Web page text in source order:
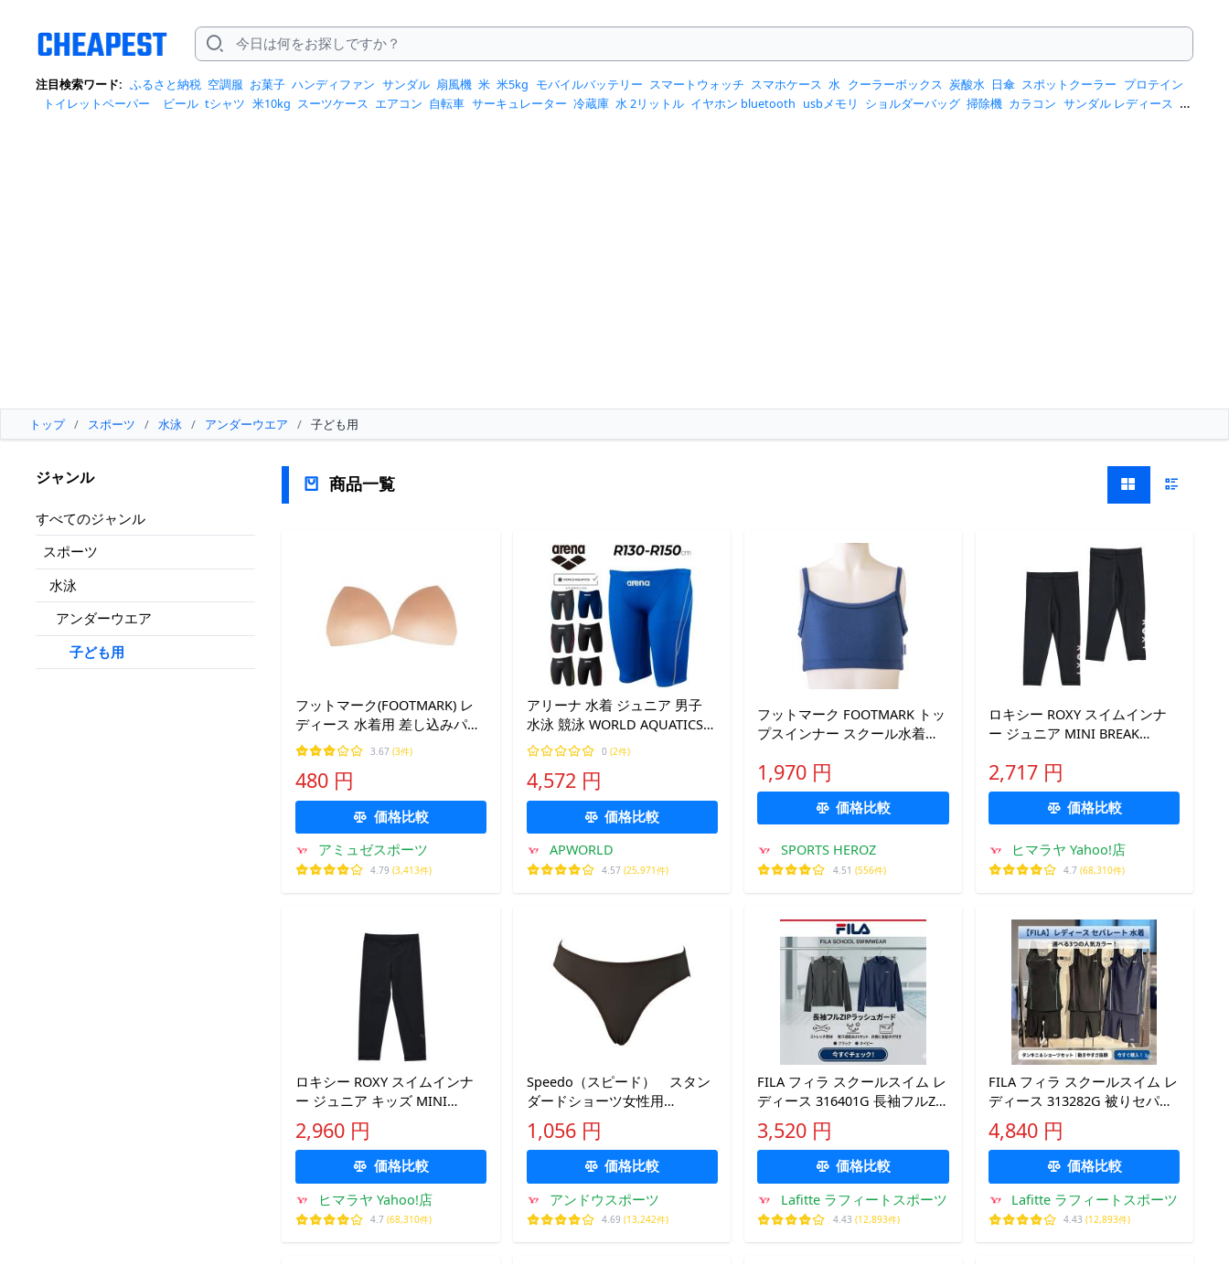
注目検索ワード: ふるさと納税 空調服 お菓子 ハンディファン サンダル 扇風機 米 米5kg モバイルバッテリー スマートウォッチ スマホケース 水 クーラーボックス 炭酸水 日傘 スポットクーラー プロテイン
トイレットペーパー
ビール tシャツ 米10kg スーツケース エアコン 自転車 サーキュレーター 冷蔵庫 水 2リットル イヤホン bluetooth usbメモリ ショルダーバッグ 掃除機 カラコン サンダル レディース ス
トップ / スポーツ / 水泳 / アンダーウエア / 子ども用
ジャンル
すべてのジャンル
スポーツ
水泳
アンダーウエア
子ども用
商品一覧
フットマーク(FOOTMARK) レ
ディース 水着用 差し込みパッ
ド スイム用胸パッド 102398-
17 ベージュ(23y4m)
3.67 (3件)
480 円
価格比較
アミュゼスポーツ
4.79 (3,413件)
アリーナ 水着 ジュニア 男子
水泳 競泳 WORLD AQUATICS承
認 スイムウェア 競技用 arena
アクアアドバンスト ハーフス
パッツ 子ども /ARN-
1022MJ【返品不可】
0 (2件)
4,572 円
価格比較
APWORLD
4.57 (25,971件)
フットマーク FOOTMARK トッ
プスインナー スクール水着専
水泳 スイム ジェンダーレス水
着 別売差し込みパッド対応 学
1,970 円
価格比較
SPORTS HEROZ
4.51 (556件)
ロキシー ROXY スイムインナ
ー ジュニア MINI BREAK
ス TLY251112
2,717 円
価格比較
ヒマラヤ Yahoo!店
4.7 (68,310件)
ロキシー ROXY スイムインナ
ー ジュニア キッズ MINI
BREAK POINT ラッシュレギン
ス TLY261110-BLK3 【国内正規
品】
2,960 円
価格比較
ヒマラヤ Yahoo!店
4.7 (68,310件)
Speedo（スピード） スタン
ダードショーツ女性用
SD97U51 SD97U51 スイミ
ング 水着 13SS
1,056 円
価格比較
アンドウスポーツ
4.69 (13,242件)
FILA フィラ スクールスイム レ
ディース 316401G 長袖フルZIP
ラッシュガード ニッキー 水着
ガールズ スクール
3,520 円
価格比較
Lafitte ラフィートスポーツ
4.43 (12,893件)
FILA フィラ スクールスイム レ
ディース 313282G 被りセパレ
ート水着 ニッキー 水着ガール
ズ スクール
4,840 円
価格比較
Lafitte ラフィートスポーツ
4.43 (12,893件)